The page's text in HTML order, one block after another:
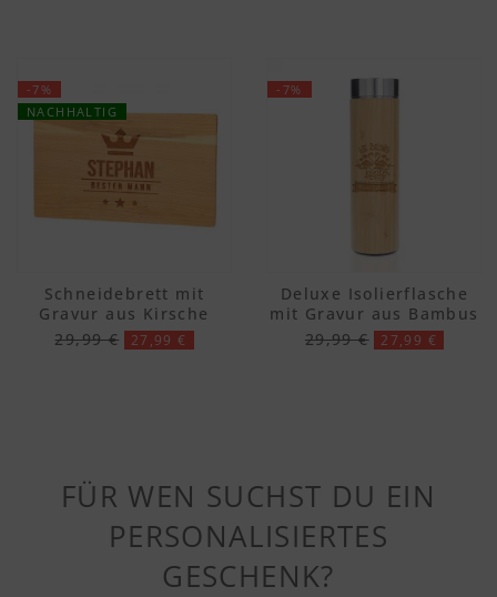
-7%
NACHHALTIG
Schneidebrett mit
Gravur aus Kirsche
29,99 €
27,99 €
-7%
Deluxe Isolierflasche
mit Gravur aus Bambus
29,99 €
27,99 €
FÜR WEN SUCHST DU EIN
PERSONALISIERTES
GESCHENK?